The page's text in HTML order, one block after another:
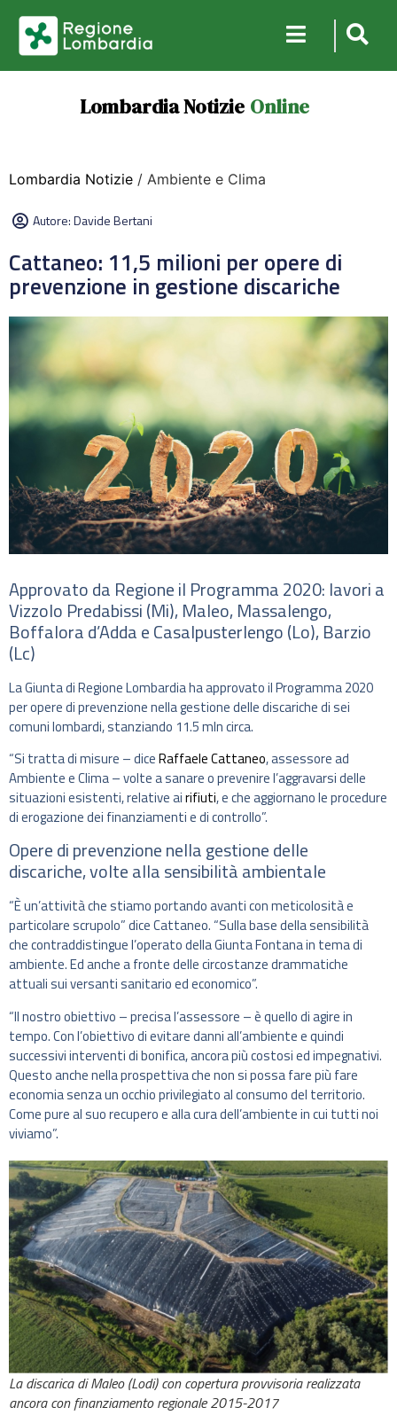
Lombardia Notizie Online
Lombardia Notizie / Ambiente e Clima
Autore:Davide Bertani
Cattaneo: 11,5 milioni per opere di
prevenzione in gestione discariche
Approvato da Regione il Programma 2020: lavori a
Vizzolo Predabissi (Mi), Maleo, Massalengo,
Boffalora d’Adda e Casalpusterlengo (Lo), Barzio
(Lc)
La Giunta di Regione Lombardia ha approvato il Programma 2020
per opere di prevenzione nella gestione delle discariche di sei
comuni lombardi, stanziando 11.5 mln circa.
“Si tratta di misure – diceRaffaele Cattaneo, assessore ad
Ambiente e Clima – volte a sanare o prevenire l’aggravarsi delle
situazioni esistenti, relative airifiuti, e che aggiornano le procedure
di erogazione dei finanziamenti e di controllo”.
Opere di prevenzione nella gestione delle
discariche, volte alla sensibilità ambientale
“È un’attività che stiamo portando avanti con meticolosità e
particolare scrupolo” dice Cattaneo. “Sulla base della sensibilità
che contraddistingue l’operato della Giunta Fontana in tema di
ambiente. Ed anche a fronte delle circostanze drammatiche
attuali sui versanti sanitario ed economico”.
“Il nostro obiettivo – precisa l’assessore – è quello di agire in
tempo. Con l’obiettivo di evitare danni all’ambiente e quindi
successivi interventi di bonifica, ancora più costosi ed impegnativi.
Questo anche nella prospettiva che non si possa fare più fare
economia senza un occhio privilegiato al consumo del territorio.
Come pure al suo recupero e alla cura dell’ambiente in cui tutti noi
viviamo”.
La discarica di Maleo (Lodi) con copertura provvisoria realizzata
ancora con finanziamento regionale 2015-2017